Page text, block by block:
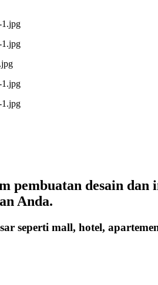
pembuatan desain
Anda.
seperti mall, hotel,